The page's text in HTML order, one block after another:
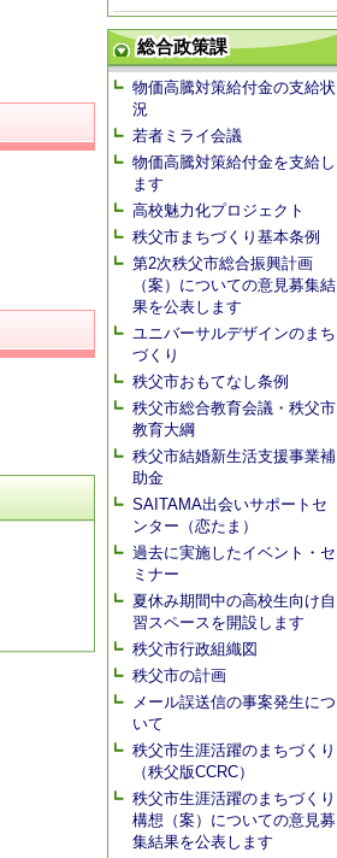
総合政策課
物価高騰対策給付金の支給状
況
若者ミライ会議
物価高騰対策給付金を支給し
ます
高校魅力化プロジェクト
秩父市まちづくり基本条例
第2次秩父市総合振興計画
（案）についての意見募集結
果を公表します
ユニバーサルデザインのまち
づくり
秩父市おもてなし条例
秩父市総合教育会議・秩父市
教育大綱
秩父市結婚新生活支援事業補
助金
SAITAMA出会いサポートセ
ンター（恋たま）
過去に実施したイベント・セ
ミナー
夏休み期間中の高校生向け自
習スペースを開設します
秩父市行政組織図
秩父市の計画
メール誤送信の事案発生につ
いて
秩父市生涯活躍のまちづくり
（秩父版CCRC）
秩父市生涯活躍のまちづくり
構想（案）についての意見募
集結果を公表します